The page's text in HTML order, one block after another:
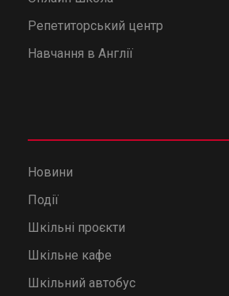
Репетиторський центр
Навчання в Англії
Новини
Події
Шкільні проєкти
Шкільне кафе
Шкільний автобус